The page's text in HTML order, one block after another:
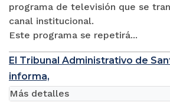
programa de televisión que se
canal institucional.
Este programa se repetirá...
El Tribunal Administrativo de
informa,
Más detalles